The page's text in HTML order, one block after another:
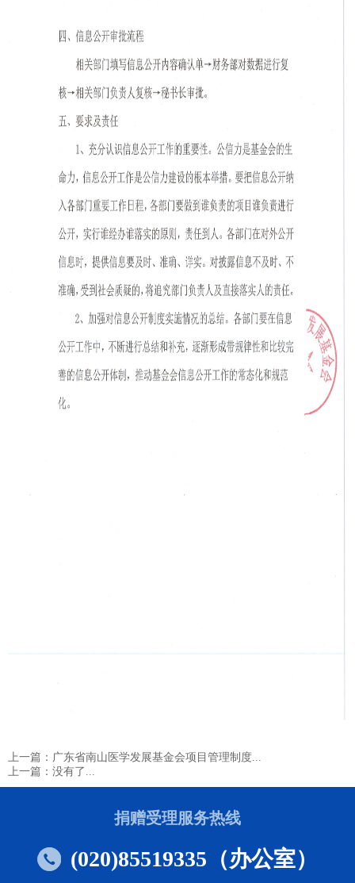
上一篇：广东省南山医学发展基金会项目管理制度...
上一篇：没有了...
捐赠受理服务热线
(020)85519335（办公室）